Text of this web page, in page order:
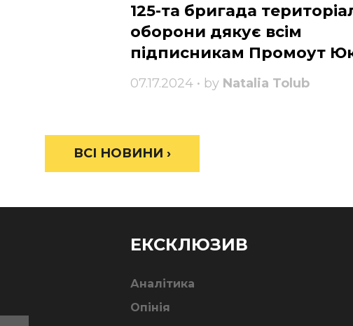
125-та бригада
оборони дякує всім
підписникам Промоут
07.17.2024 • by Natalia Tolub
ВСІ НОВИНИ ›
ЕКСКЛЮЗИВ
Аналітика
Опінія